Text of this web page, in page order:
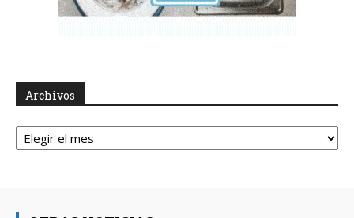
Archivos
Archivos